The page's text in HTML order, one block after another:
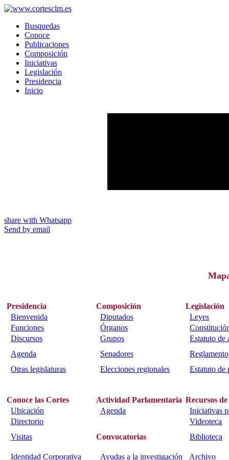
Busquedas
Conoce
Publicaciones
Composición
Iniciativas
Legislación
Presidencia
Inicio
share with Whatsapp
Send by email
Presidencia Composición
Legislación
Bienvenida
Diputados
Leyes
Funciones
Órganos
Discursos
Grupos
Estatuto de
Agenda
Senadores
Reglamento
Otras legislaturas
Elecciones regionales Estatuto de
Conoce las Cortes Actividad Parlamentaria Recursos
Ubicación
Agenda
Iniciativas
Directorio
Videoteca
Visitas
Convocatorias Biblioteca
Identidad Corporativa Ayudas a la investigación Archivo